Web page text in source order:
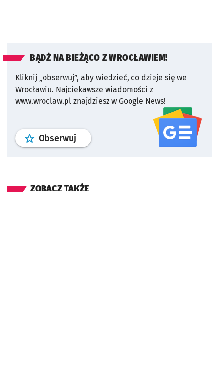
BĄDŹ NA BIEŻĄCO Z WROCŁAWIEM!
Kliknij „obserwuj”, aby wiedzieć, co dzieje się we
Wrocławiu. Najciekawsze wiadomości z
www.wroclaw.pl znajdziesz w Google News!
Obserwuj profil serwisu
ZOBACZ TAKŻE